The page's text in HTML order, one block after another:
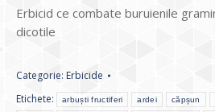
Erbicid ce combate buruienile
dicotile
Categorie: Erbicide
Etichete:
arbuști fructiferi ardei căpșun